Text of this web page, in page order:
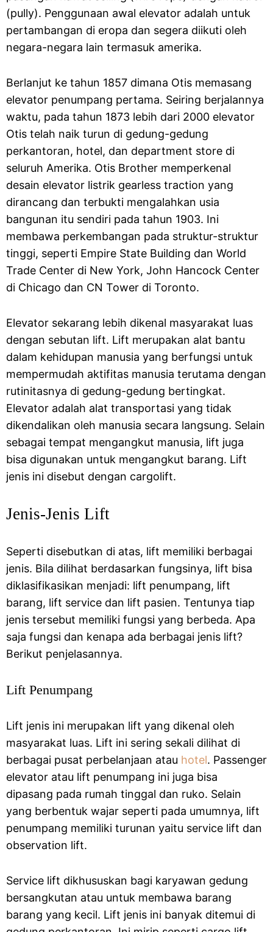
(pully). Penggunaan awal elevator adalah untuk
pertambangan di eropa dan segera diikuti oleh
negara-negara lain termasuk amerika.
Berlanjut ke tahun 1857 dimana Otis memasang
elevator penumpang pertama. Seiring berjalannya
waktu, pada tahun 1873 lebih dari 2000 elevator
Otis telah naik turun di gedung-gedung
perkantoran, hotel, dan department store di
seluruh Amerika. Otis Brother memperkenal
desain elevator listrik gearless traction yang
dirancang dan terbukti mengalahkan usia
bangunan itu sendiri pada tahun 1903. Ini
membawa perkembangan pada struktur-struktur
tinggi, seperti Empire State Building dan World
Trade Center di New York, John Hancock Center
di Chicago dan CN Tower di Toronto.
Elevator sekarang lebih dikenal masyarakat luas
dengan sebutan lift. Lift merupakan alat bantu
dalam kehidupan manusia yang berfungsi untuk
mempermudah aktifitas manusia terutama dengan
rutinitasnya di gedung-gedung bertingkat.
Elevator adalah alat transportasi yang tidak
dikendalikan oleh manusia secara langsung. Selain
sebagai tempat mengangkut manusia, lift juga
bisa digunakan untuk mengangkut barang. Lift
jenis ini disebut dengan cargolift.
Jenis-Jenis Lift
Seperti disebutkan di atas, lift memiliki berbagai
jenis. Bila dilihat berdasarkan fungsinya, lift bisa
diklasifikasikan menjadi: lift penumpang, lift
barang, lift service dan lift pasien. Tentunya tiap
jenis tersebut memiliki fungsi yang berbeda. Apa
saja fungsi dan kenapa ada berbagai jenis lift?
Berikut penjelasannya.
Lift Penumpang
Lift jenis ini merupakan lift yang dikenal oleh
masyarakat luas. Lift ini sering sekali dilihat di
berbagai pusat perbelanjaan atau hotel. Passenger
elevator atau lift penumpang ini juga bisa
dipasang pada rumah tinggal dan ruko. Selain
yang berbentuk wajar seperti pada umumnya, lift
penumpang memiliki turunan yaitu service lift dan
observation lift.
Service lift dikhususkan bagi karyawan gedung
bersangkutan atau untuk membawa barang
barang yang kecil. Lift jenis ini banyak ditemui di